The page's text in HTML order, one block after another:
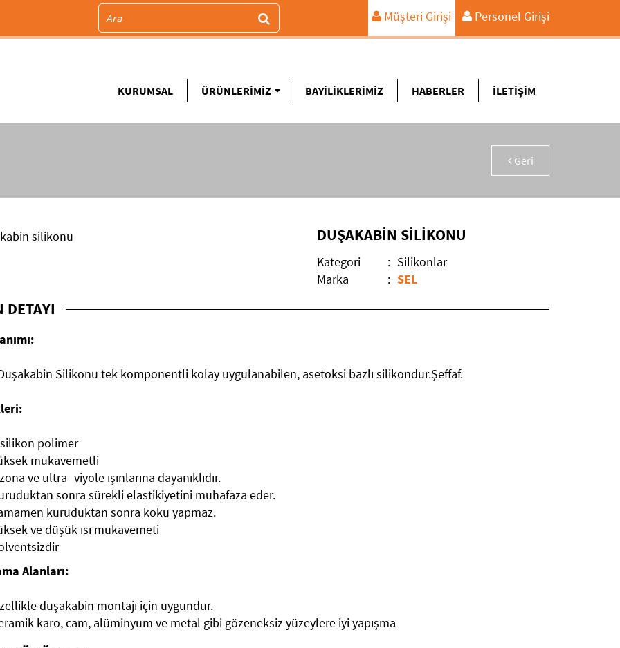
Müşteri Girişi Personel Girişi
KURUMSAL ÜRÜNLERİMİZ BAYİLİKLERİMİZ HABERLER İLETİŞİM
Geri
DUŞAKABİN SİLİKONU
Kategori : Silikonlar
Marka
: SEL
DETAYI
Silikonu tek komponentli kolay uygulanabilen, asetoksi bazlı silikondur.Şeffaf.
polimer
mukavemetli
ve ultra- viyole ışınlarına dayanıklıdır.
sonra sürekli elastikiyetini muhafaza eder.
kuruduktan sonra koku yapmaz.
ve düşük ısı mukavemeti
Alanları:
duşakabin montajı için uygundur.
karo, cam, alüminyum ve metal gibi gözeneksiz yüzeylere iyi yapışma